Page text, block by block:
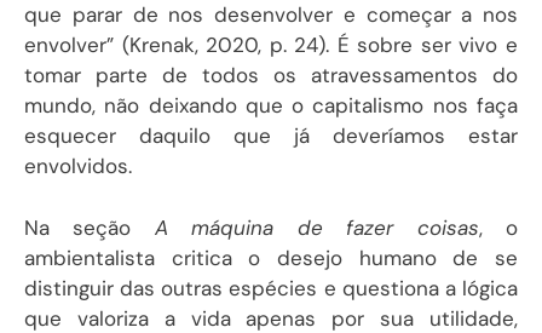
que parar de nos desenvolver e começar a nos
envolver” (Krenak, 2020, p. 24). É sobre ser vivo e
tomar parte de todos os atravessamentos do
mundo, não deixando que o capitalismo nos faça
esquecer daquilo que já deveríamos estar
envolvidos.
Na seção A máquina de fazer coisas, o
ambientalista critica o desejo humano de se
distinguir das outras espécies e questiona a lógica
que valoriza a vida apenas por sua utilidade,